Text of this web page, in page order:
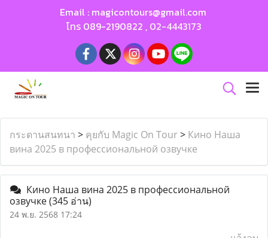
Email : magicontours@gmail.com
โทร 089-2190822 , 02-4443173
กระดานสนทนา > คุยกับ Magic On Tour > Кино Наша
вина 2025 в профессиональной озвучке
Кино Наша вина 2025 в профессиональной
озвучке(345 อ่าน)
24 พ.ย. 2568 17:24